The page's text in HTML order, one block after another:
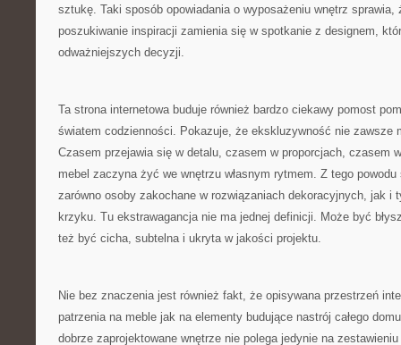
sztukę. Taki sposób opowiadania o wyposażeniu wnętrz sprawia,
poszukiwanie inspiracji zamienia się w spotkanie z designem,
odważniejszych decyzji.
Ta strona internetowa buduje również bardzo ciekawy pomost
światem codzienności. Pokazuje, że ekskluzywność nie zawsze
Czasem przejawia się w detalu, czasem w proporcjach, czasem
mebel zaczyna żyć we wnętrzu własnym rytmem. Z tego
zarówno osoby zakochane w rozwiązaniach dekoracyjnych, jak i
krzyku. Tu ekstrawagancja nie ma jednej definicji. Może być
też być cicha, subtelna i ukryta w jakości projektu.
Nie bez znaczenia jest również fakt, że opisywana przestrzeń
patrzenia na meble jak na elementy budujące nastrój całego
dobrze zaprojektowane wnętrze nie polega jedynie na